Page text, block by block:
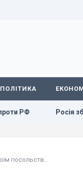
ПОЛІТИКА
Росія збирається